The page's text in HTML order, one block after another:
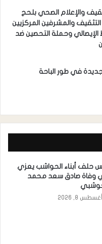
والإعلام الصحي بلحج
والمشرفين المركزيين
وحملة التحصين ضد
جديدة في طور الباحة
حلف أبناء الحواشب يعزي
وفاة صادق سعد محمد
أغسطس 8, 2026